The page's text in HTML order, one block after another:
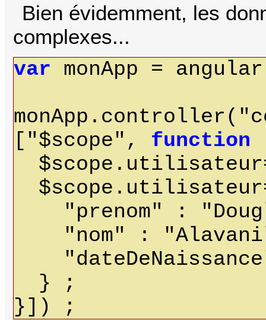
Bien évidemment, les
complexes...
var monApp =
["$scope", function
"prenom" :
"nom" :
} ;
}]) ;